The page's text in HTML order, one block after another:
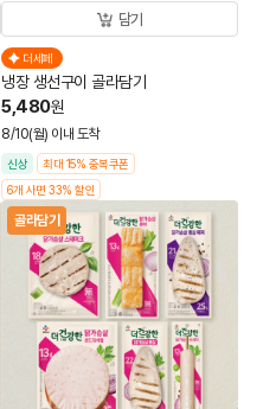
담기
더세페
냉장 생선구이 골라담기
5,480원
8/10(월) 이내 도착
신상
최대 15% 중복쿠폰
6개 사면 33% 할인
골라담기